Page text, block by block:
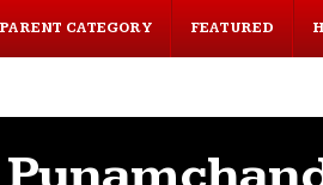
PARENT CATEGORY FEATURED